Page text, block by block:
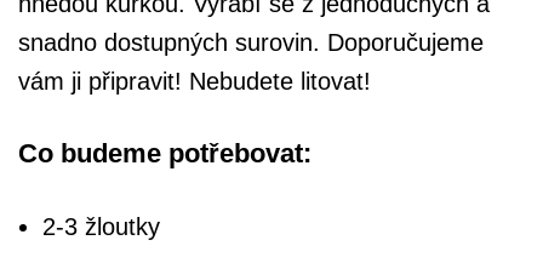
snadno dostupných surovin. Doporučujeme
vám ji připravit! Nebudete litovat!
Co budeme potřebovat:
2-3 žloutky